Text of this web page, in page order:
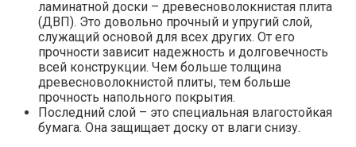
ламинатной доски – древесноволокнистая плита
(ДВП). Это довольно прочный и упругий слой,
служащий основой для всех других. От его
прочности зависит надежность и долговечность
всей конструкции. Чем больше толщина
древесноволокнистой плиты, тем больше
прочность напольного покрытия.
Последний слой – это специальная влагостойкая
бумага. Она защищает доску от влаги снизу.